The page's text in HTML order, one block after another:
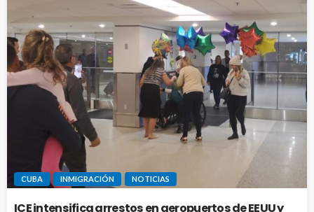
CUBA INMIGRACIÓN NOTICIAS
ICE intensifica arrestos en aeropuertos de EEUU y